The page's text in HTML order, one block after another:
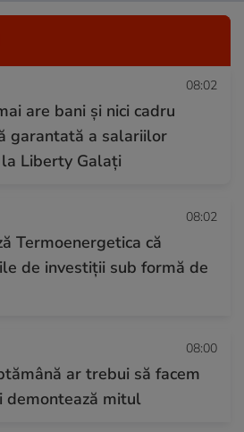
08:02
are bani și nici cadru
garantată a salariilor
Liberty Galați
08:02
Termoenergetica că
de investiții sub formă de
08:00
ar trebui să facem
demontează mitul